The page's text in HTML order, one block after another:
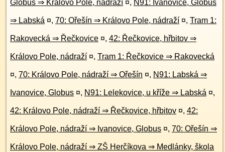
Globus ⇒ Královo Pole, nádraží ¤, N91: Ivanovice, Globus
⇒ Labská ¤, 70: Ořešín ⇒ Královo Pole, nádraží ¤, Tram 1:
Rakovecká ⇒ Řečkovice ¤, 42: Řečkovice, hřbitov ⇒
Královo Pole, nádraží ¤, Tram 1: Řečkovice ⇒ Rakovecká
¤, 70: Královo Pole, nádraží ⇒ Ořešín ¤, N91: Labská ⇒
Ivanovice, Globus ¤, N91: Lelekovice, u kříže ⇒ Labská ¤,
42: Královo Pole, nádraží ⇒ Řečkovice, hřbitov ¤, 42:
Královo Pole, nádraží ⇒ Ivanovice, Globus ¤, 70: Ořešín ⇒
Královo Pole, nádraží ⇒ ZŠ Herčíkova ⇒ Medlánky, škola